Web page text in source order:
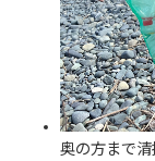
奥の方まで